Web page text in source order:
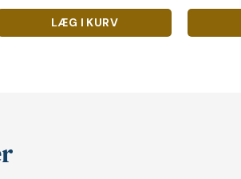
LÆG I KURV